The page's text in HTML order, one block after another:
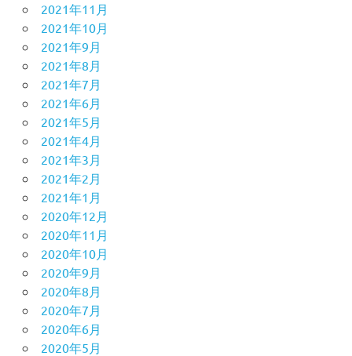
2021年11月
2021年10月
2021年9月
2021年8月
2021年7月
2021年6月
2021年5月
2021年4月
2021年3月
2021年2月
2021年1月
2020年12月
2020年11月
2020年10月
2020年9月
2020年8月
2020年7月
2020年6月
2020年5月